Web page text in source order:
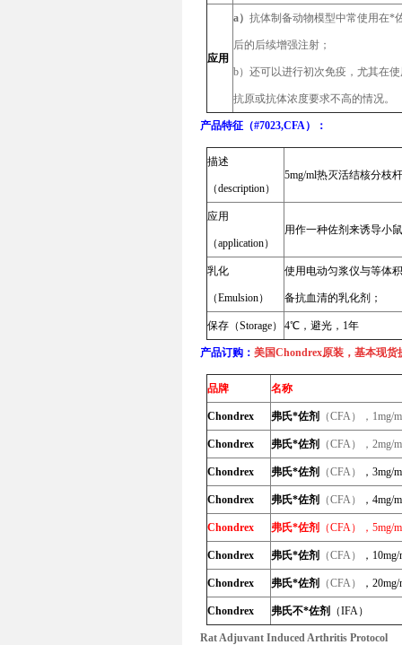
应用
a）抗体制备动物模型中常使用在*
后的后续增强注射；
b）还可以进行初次免疫，尤其在
抗原或抗体浓度要求不高的情况。
产品特征（#7023,CFA）：
描述
（description）
5mg/ml热灭活结核分枝
应用
（application）
用作一种佐剂来诱导小
乳化
（Emulsion）
使用电动匀浆仪与等体
备抗血清的乳化剂；
保存（Storage） 4℃，避光，1年
产品订购： 美国Chondrex原装，基本现货
品牌 名称
Chondrex 弗氏*佐剂 （CFA），
Chondrex 弗氏*佐剂 （CFA），2mg/
Chondrex 弗氏*佐剂 （CFA） ，3mg/
Chondrex 弗氏*佐剂 （CFA） ，4mg/
Chondrex 弗氏*佐剂 （CFA），5mg/
Chondrex 弗氏*佐剂 （CFA） ，
Chondrex 弗氏*佐剂 （CFA） ，
Chondrex 弗氏不*佐剂 （IFA）
Rat Adjuvant Induced Arthritis Protocol